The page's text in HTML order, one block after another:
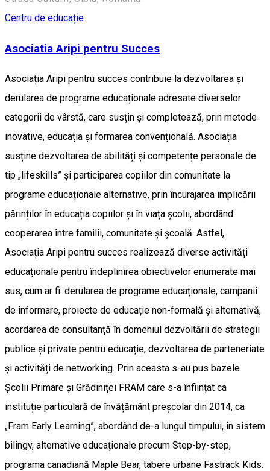
Centru de educație
Asociatia Aripi pentru Succes
Asociația Aripi pentru succes contribuie la dezvoltarea și
derularea de programe educaționale adresate diverselor
categorii de vârstă, care susțin și completează, prin metode
inovative, educația și formarea convențională. Asociația
susține dezvoltarea de abilități și competențe personale de
tip „lifeskills” și participarea copiilor din comunitate la
programe educaționale alternative, prin încurajarea implicării
părinților în educația copiilor și în viața școlii, abordând
cooperarea între familii, comunitate și școală. Astfel,
Asociația Aripi pentru succes realizează diverse activități
educaționale pentru îndeplinirea obiectivelor enumerate mai
sus, cum ar fi: derularea de programe educaționale, campanii
de informare, proiecte de educație non-formală și alternativă,
acordarea de consultanță în domeniul dezvoltării de strategii
publice și private pentru educație, dezvoltarea de parteneriate
și activități de networking. Prin aceasta s-au pus bazele
Școlii Primare și Grădiniței FRAM care s-a înființat ca
instituție particulară de învățământ preșcolar din 2014, ca
„Fram Early Learning”, abordând de-a lungul timpului, în sistem
bilingv, alternative educaționale precum Step-by-step,
programa canadiană Maple Bear, tabere urbane Fastrack Kids.